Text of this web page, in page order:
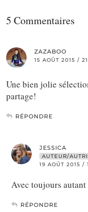
5 Commentaires
ZAZABOO
15 AOÛT 2015 /
Une bien jolie
partage!
RÉPONDRE
JESSICA
AUTEUR/
19 AOÛT 2015 /
Avec toujours
RÉPONDRE